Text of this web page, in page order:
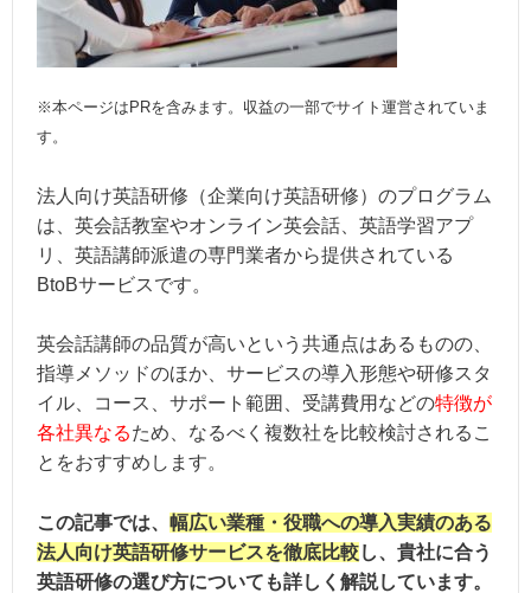
※本ページはPRを含みます。収益の一部でサイト運営されていま
す。
法人向け英語研修（企業向け英語研修）のプログラム
は、英会話教室やオンライン英会話、英語学習アプ
リ、英語講師派遣の専門業者から提供されている
BtoBサービスです。
英会話講師の品質が高いという共通点はあるものの、
指導メソッドのほか、サービスの導入形態や研修スタ
イル、コース、サポート範囲、受講費用などの特徴が
各社異なるため、なるべく複数社を比較検討されるこ
とをおすすめします。
この記事では、 幅広い業種・役職への導入実績のある
法人向け英語研修サービスを徹底比較し、貴社に合う
英語研修の選び方についても詳しく解説しています。